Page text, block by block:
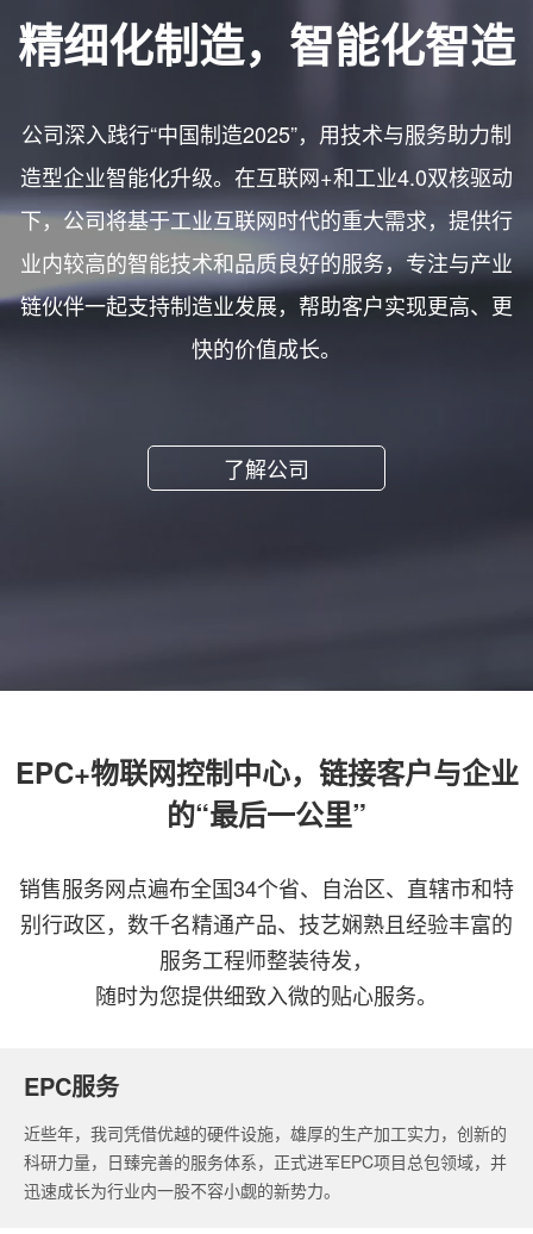
精细化制造，智能化智造
公司深入践行“中国制造2025”，用技术与服务助力制
造型企业智能化升级。在互联网+和工业4.0双核驱动
下，公司将基于工业互联网时代的重大需求，提供行
业内较高的智能技术和品质良好的服务，专注与产业
链伙伴一起支持制造业发展，帮助客户实现更高、更
快的价值成长。
了解公司
EPC+物联网控制中心，链接客户与企业
的“最后一公里”
销售服务网点遍布全国34个省、自治区、直辖市和特
别行政区，数千名精通产品、技艺娴熟且经验丰富的
服务工程师整装待发，
随时为您提供细致入微的贴心服务。
EPC服务
近些年，我司凭借优越的硬件设施，雄厚的生产加工实力，创新的
科研力量，日臻完善的服务体系，正式进军EPC项目总包领域，并
迅速成长为行业内一股不容小觑的新势力。